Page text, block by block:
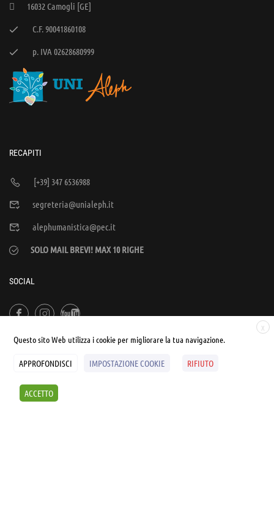
16032 Camogli [GE]
C.F. 90041860108
p. IVA 02628680999
RECAPITI
[+39] 347 6536988
segreteria@unialeph.it
alephumanistica@pec.it
SOLO MAIL BREVI! MAX 10 RIGHE
SOCIAL
Sintesi e liberatorie
X
Questo sito Web utilizza i cookie per migliorare la tua navigazione.
APPROFONDISCI IMPOSTAZIONE COOKIE RIFIUTO
ACCETTO